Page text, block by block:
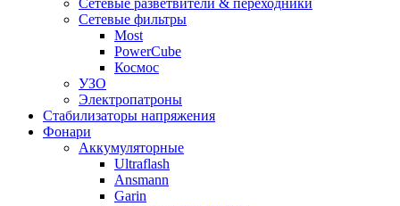
Сетевые разветвители & переходники
Сетевые фильтры
Most
PowerCube
Космос
УЗО
Электропатроны
Стабилизаторы напряжения
Фонари
Аккумуляторные
Ultraflash
Ansmann
Garin